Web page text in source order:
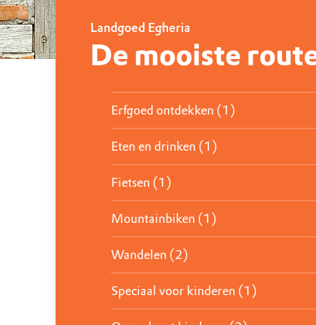
Landgoed Egheria
De mooiste
Erfgoed ontdekken (1)
Eten en drinken (1)
Fietsen (1)
Mountainbiken (1)
Wandelen (2)
Speciaal voor kinderen (1)